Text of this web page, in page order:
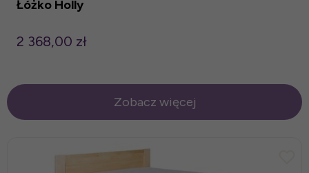
Łóżko Holly
2 368,00 zł
Zobacz więcej